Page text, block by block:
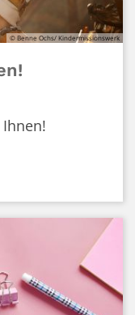
© Benne Ochs/ Kindermissionswerk